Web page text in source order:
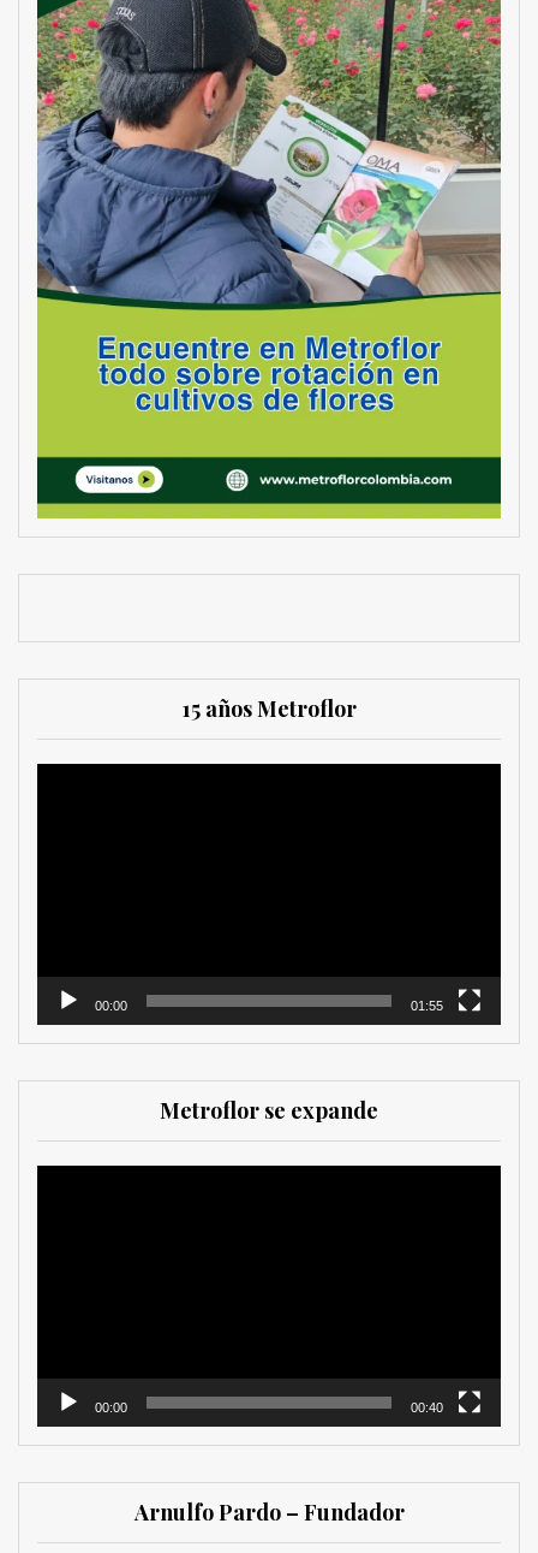
15 años Metroflor
00:00 01:55
Metroflor se expande
00:00 00:40
Arnulfo Pardo – Fundador